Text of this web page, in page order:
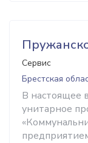
Сервис
Брестская
В настоящее
унитарное